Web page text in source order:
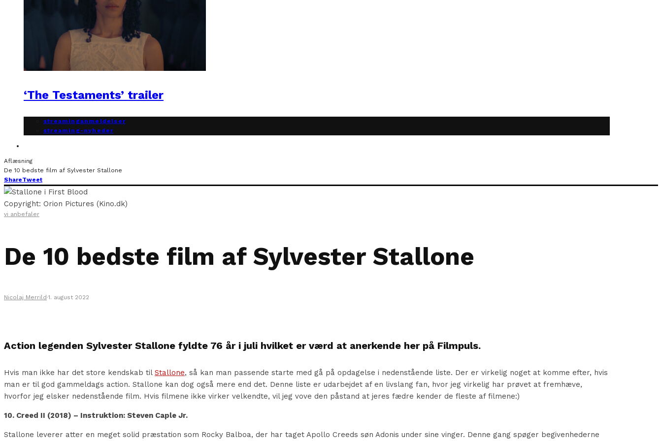
‘The Testaments’ trailer
streaminganmeldelser
streaming-nyheder
Aflæsning
De 10 bedste film af Sylvester Stallone
ShareTweet
Copyright: Orion Pictures (Kino.dk)
vi anbefaler
De 10 bedste film af Sylvester Stallone
Nicolaj Merrild ·1. august 2022
Action legenden Sylvester Stallone fyldte 76 år i juli hvilket er værd at anerkende her på Filmpuls.
Hvis man ikke har det store kendskab til Stallone, så kan man passende starte med gå på opdagelse i nedenstående liste. Der er virkelig noget at komme efter, hvis
man er til god gammeldags action. Stallone kan dog også mere end det. Denne liste er udarbejdet af en livslang fan, hvor jeg virkelig har prøvet at fremhæve,
hvorfor jeg elsker nedenstående film. Hvis filmene ikke virker velkendte, vil jeg vove den påstand at jeres fædre kender de fleste af filmene:)
10. Creed II (2018) – Instruktion: Steven Caple Jr.
Stallone leverer atter en meget solid præstation som Rocky Balboa, der har taget Apollo Creeds søn Adonis under sine vinger. Denne gang spøger begivenhederne